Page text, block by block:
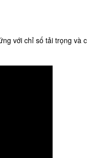
với chỉ số tải trọng và